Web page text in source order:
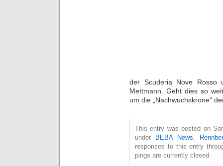
der Scuderia Nove Rosso
Mettmann. Geht dies so
um die „Nachwuchskrone“
This entry was posted on
under BEBA News
responses to this entry
pings are currently closed.